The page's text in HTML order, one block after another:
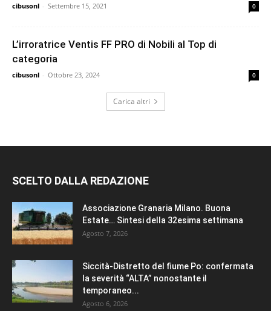
cibusonl - Settembre 15, 2021 0
L’irroratrice Ventis FF PRO di Nobili al Top di
categoria
cibusonl - Ottobre 23, 2024 0
Carica altri
SCELTO DALLA REDAZIONE
Associazione Granaria Milano. Buona
Estate… Sintesi della 32esima settimana
Agosto 7, 2026
Siccità-Distretto del fiume Po: confermata
la severità “ALTA” nonostante il
temporaneo...
Agosto 6, 2026